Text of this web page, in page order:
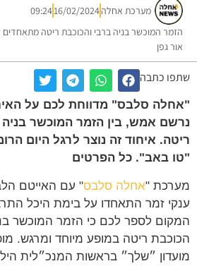
מערכת אחלה 16/02/2024
09:24
המוכשר בניה ברבי והכוכבת ריטה מתאחדים לערב
גפן
כתבה
סלבס" מדווחת לכם על
אמש, בין הזמר המוכשר בניה
איחוד זה נוצר לרגל היום
באב". כל הפרטים
"אחלה סלבס" עם האייטם
זמר התאחדו על בימת היכל
לספר לכם כי הזמר המוכשר בניה
ריטה במופע מיוחד ומרגש. מופע
״שלך״ בראשות המנכ״לית הילה